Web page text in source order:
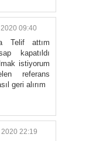
09:40
Telif attım
kapatıldı
istiyorum
referans
geri alırım
22:19